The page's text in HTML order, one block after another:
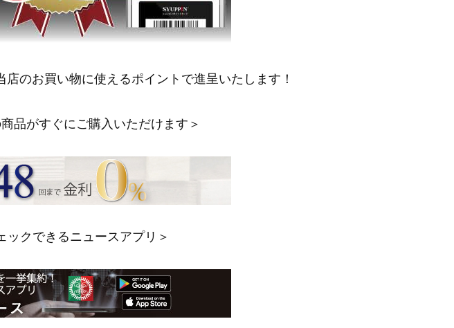
のお買い物に使えるポイントで進呈いたします！
品がすぐにご購入いただけます＞
ックできるニュースアプリ＞